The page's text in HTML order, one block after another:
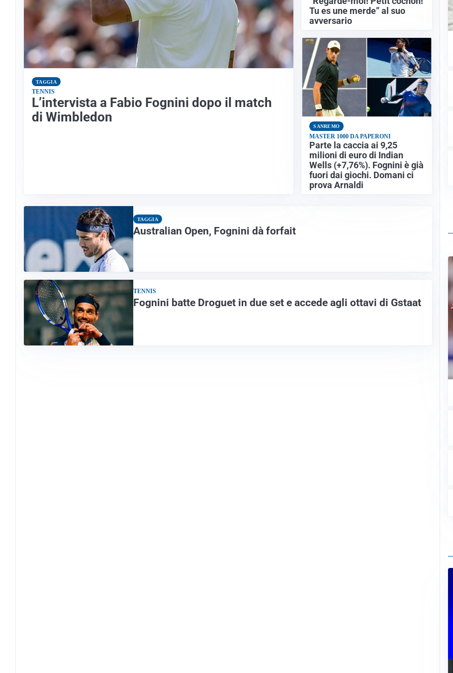
TAGGIA
TENNIS
L’intervista a Fabio Fognini dopo il match
di Wimbledon
Tu es une merde” al suo
avversario
SANREMO
MASTER 1000 DA PAPERONI
Parte la caccia ai 9,25
milioni di euro di Indian
Wells (+7,76%). Fognini è già
fuori dai giochi. Domani ci
prova Arnaldi
TAGGIA
Australian Open, Fognini dà forfait
TENNIS
Fognini batte Droguet in due set e accede agli ottavi di Gstaat